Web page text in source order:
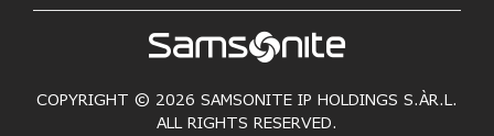
COPYRIGHT © 2026 SAMSONITE IP HOLDINGS S.ÀR.L.
ALL RIGHTS RESERVED.